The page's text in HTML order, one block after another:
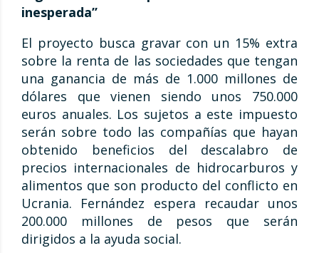
inesperada’’
El proyecto busca gravar con un 15% extra
sobre la renta de las sociedades que tengan
una ganancia de más de 1.000 millones de
dólares que vienen siendo unos 750.000
euros anuales. Los sujetos a este impuesto
serán sobre todo las compañías que hayan
obtenido beneficios del descalabro de
precios internacionales de hidrocarburos y
alimentos que son producto del conflicto en
Ucrania. Fernández espera recaudar unos
200.000 millones de pesos que serán
dirigidos a la ayuda social.